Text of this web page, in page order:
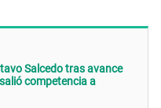
Salcedo tras avance
competencia a